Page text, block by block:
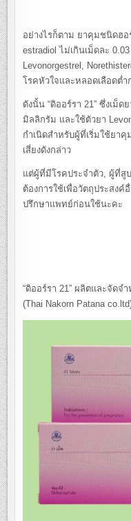
อย่างไรก็ตาม ยาคุมชนิดฮ
estradiol ไม่เกินเม็ดละ
Levonorgestrel,
โรคหัวใจและหลอดเลือดต่ำ
ดังนั้น “ดิออร์รา 21” ซึ่งเม็
มิลลิกรัม และใช้ตัวยา
กำเนิดสำหรับผู้ที่เริ่มใช้ยา
เสี่ยงดังกล่าว
แต่ผู้ที่มีโรคประจำตัว, ผู้ที่สู
ต้องการใช้เพื่อวัตถุประสง
ปรึกษาแพทย์ก่อนใช้นะคะ
“ดิออร์รา 21” ผลิตและจัด
(Thai Nakorn Patana